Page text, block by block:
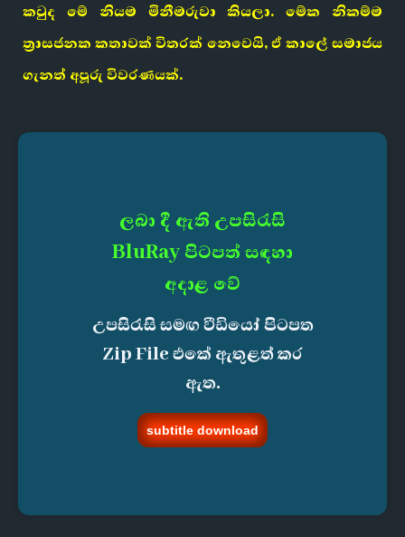
කවුද මේ නියම මිනීමරුවා කියලා. මේක නිකම්ම
ත්‍රාසජනක කතාවක් විතරක් නෙවෙයි, ඒ කාලේ සමාජය
ගැනත් අපූරු විවරණයක්.
ලබා දී ඇති උපසිරැසි
BluRay පිටපත් සඳහා
අදාළ වේ
උපසිරැසි සමඟ වීඩියෝ පිටපත
Zip File එකේ ඇතුළත් කර
ඇත.
subtitle download